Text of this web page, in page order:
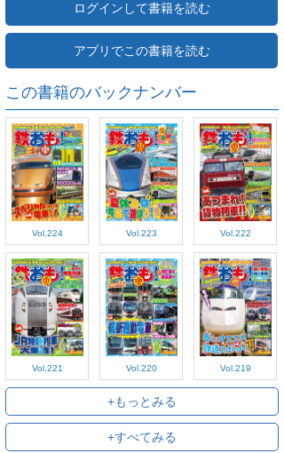
ログインして書籍を読む
アプリでこの書籍を読む
この書籍のバックナンバー
Vol.224 Vol.223 Vol.222
Vol.221 Vol.220 Vol.219
+もっとみる
+すべてみる